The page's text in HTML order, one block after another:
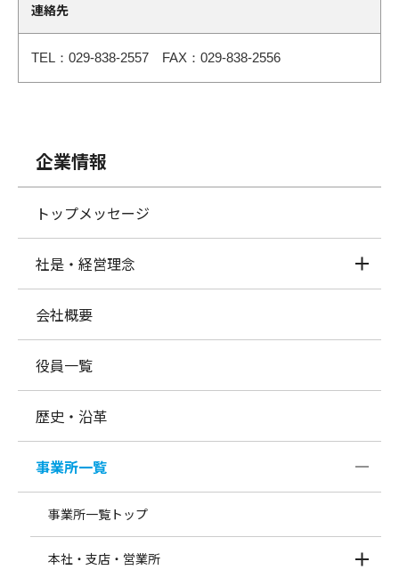
連絡先
TEL：029-838-2557 FAX：029-838-2556
企業情報
トップメッセージ
社是・経営理念
会社概要
役員一覧
歴史・沿革
事業所一覧
事業所一覧トップ
本社・支店・営業所